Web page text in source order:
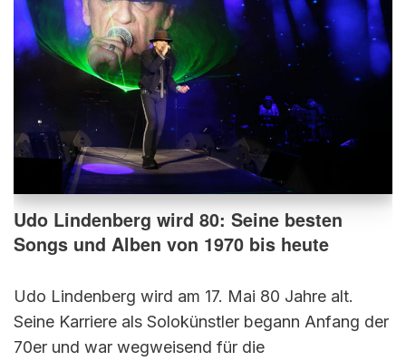
Udo Lindenberg wird 80: Seine besten
Songs und Alben von 1970 bis heute
Udo Lindenberg wird am 17. Mai 80 Jahre alt.
Seine Karriere als Solokünstler begann Anfang der
70er und war wegweisend für die